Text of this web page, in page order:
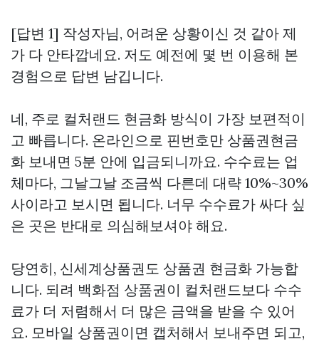
[답변 1] 작성자님, 어려운 상황이신 것 같아 제
가 다 안타깝네요. 저도 예전에 몇 번 이용해 본
경험으로 답변 남깁니다.
네, 주로 컬처랜드 현금화 방식이 가장 보편적이
고 빠릅니다. 온라인으로 핀번호만 상품권현금
화 보내면 5분 안에 입금되니까요. 수수료는 업
체마다, 그날그날 조금씩 다른데 대략 10%~30%
사이라고 보시면 됩니다. 너무 수수료가 싸다 싶
은 곳은 반대로 의심해보셔야 해요.
당연히, 신세계상품권도 상품권 현금화 가능합
니다. 되려 백화점 상품권이 컬처랜드보다 수수
료가 더 저렴해서 더 많은 금액을 받을 수 있어
요. 모바일 상품권이면 캡처해서 보내주면 되고,